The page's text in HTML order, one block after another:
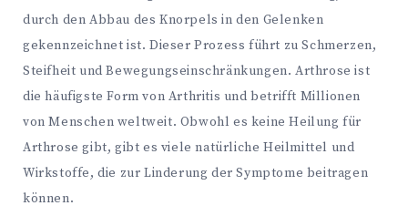
durch den Abbau des Knorpels in den Gelenken
gekennzeichnet ist. Dieser Prozess führt zu Schmerzen,
Steifheit und Bewegungseinschränkungen. Arthrose ist
die häufigste Form von Arthritis und betrifft Millionen
von Menschen weltweit. Obwohl es keine Heilung für
Arthrose gibt, gibt es viele natürliche Heilmittel und
Wirkstoffe, die zur Linderung der Symptome beitragen
können.